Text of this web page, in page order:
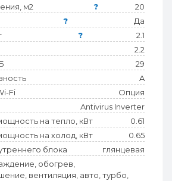
м2
?
20
?
Да
?
2.1
2.2
29
A
Fi
Опция
Antivirus Inverter
на тепло, кВт
0.61
на холод, кВт
0.65
блока
глянцевая
обогрев,
вентиляция, авто, турбо,